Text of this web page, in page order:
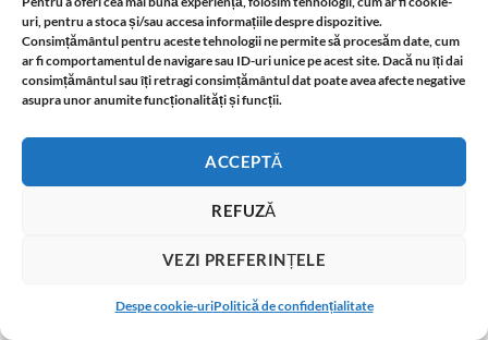
uri, pentru a stoca și/sau accesa informațiile despre dispozitive.
Consimțământul pentru aceste tehnologii ne permite să procesăm date, cum
ar fi comportamentul de navigare sau ID-uri unice pe acest site. Dacă nu îți dai
consimțământul sau îți retragi consimțământul dat poate avea afecte negative
asupra unor anumite funcționalități și funcții.
ACCEPTĂ
REFUZĂ
VEZI PREFERINȚELE
Despe cookie-uriPolitică de confidențialitate
Bratara pe snur rosu cu simbolul Tao/Om pentru protectie
68,00lei